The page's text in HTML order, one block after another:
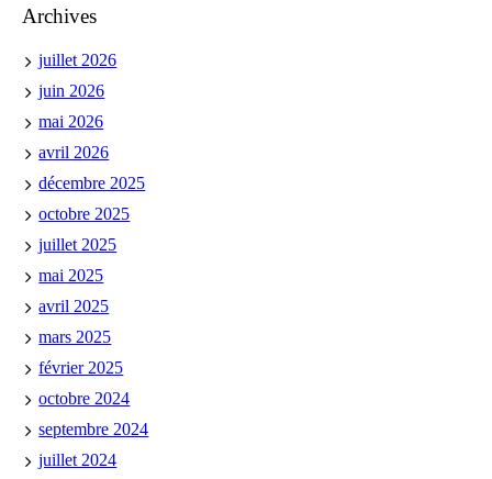
Archives
juillet 2026
juin 2026
mai 2026
avril 2026
décembre 2025
octobre 2025
juillet 2025
mai 2025
avril 2025
mars 2025
février 2025
octobre 2024
septembre 2024
juillet 2024